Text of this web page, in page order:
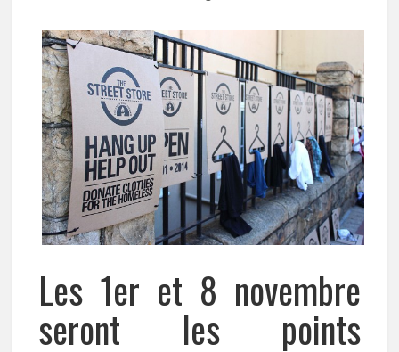
Les 1er et 8 novembre
seront les points